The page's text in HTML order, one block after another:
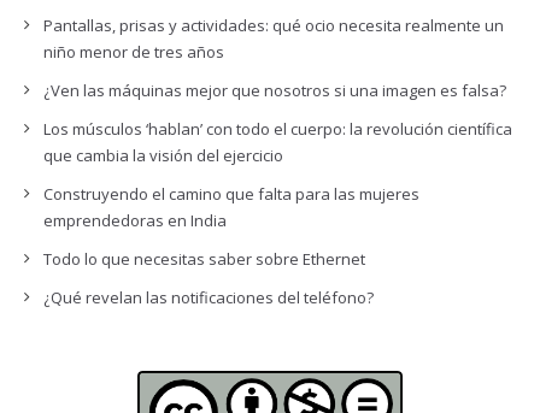
Pantallas, prisas y actividades: qué ocio necesita realmente un
niño menor de tres años
¿Ven las máquinas mejor que nosotros si una imagen es falsa?
Los músculos ‘hablan’ con todo el cuerpo: la revolución científica
que cambia la visión del ejercicio
Construyendo el camino que falta para las mujeres
emprendedoras en India
Todo lo que necesitas saber sobre Ethernet
¿Qué revelan las notificaciones del teléfono?